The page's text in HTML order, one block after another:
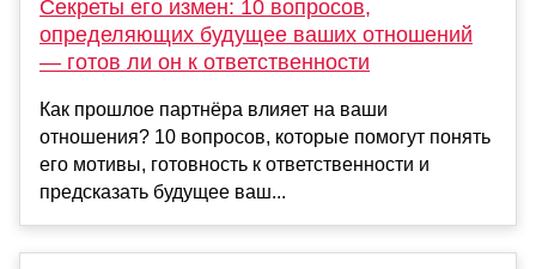
Секреты его измен: 10 вопросов,
определяющих будущее ваших отношений
— готов ли он к ответственности
Как прошлое партнёра влияет на ваши
отношения? 10 вопросов, которые помогут понять
его мотивы, готовность к ответственности и
предсказать будущее ваш...